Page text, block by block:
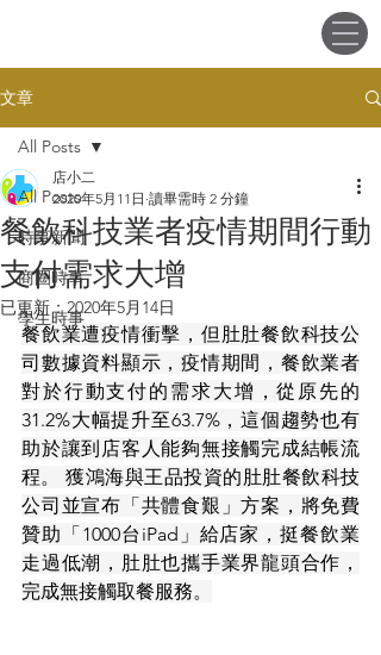
文章
All Posts
時事新聞
商圈時事
學生時事
All Posts
餐飲科技業者疫情期間行動
支付需求大增
店小二
2020年5月11日 讀畢需時 2 分鐘
已更新：2020年5月14日
餐飲業遭疫情衝擊，但肚肚餐飲科技公
司數據資料顯示，疫情期間，餐飲業者
對於行動支付的需求大增，從原先的
31.2%大幅提升至63.7%，這個趨勢也有
助於讓到店客人能夠無接觸完成結帳流
程。 獲鴻海與王品投資的肚肚餐飲科技
公司並宣布「共體食艱」方案，將免費
贊助「1000台iPad」給店家，挺餐飲業
走過低潮，肚肚也攜手業界龍頭合作，
完成無接觸取餐服務。